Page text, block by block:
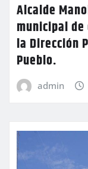
Alcalde
municipal
la Dirección
Pueblo.
admin